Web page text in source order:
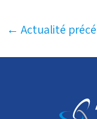
←Actualité